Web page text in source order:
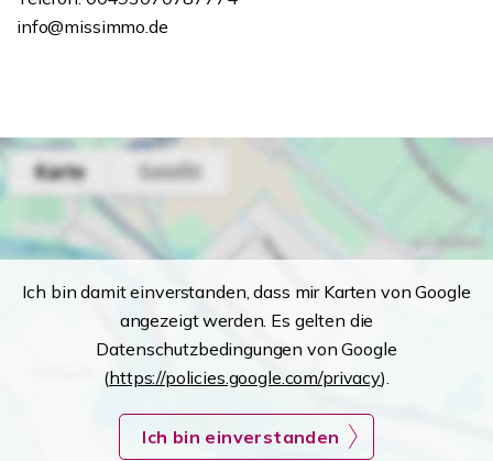
info@missimmo.de
Ich bin damit einverstanden, dass mir Karten von Google
angezeigt werden. Es gelten die
Datenschutzbedingungen von Google
(https://policies.google.com/privacy).
Ich bin einverstanden